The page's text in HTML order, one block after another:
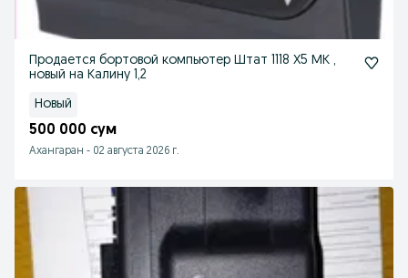
Продается бортовой компьютер Штат 1118 Х5 МК ,
новый на Калину 1,2
Новый
500 000 сум
Ахангаран - 02 августа 2026 г.